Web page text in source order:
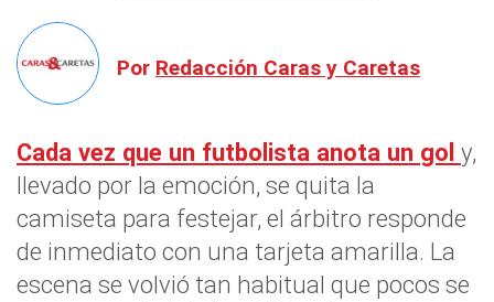
Por Redacción Caras y Caretas
Cada vez que un futbolista anota un gol y,
llevado por la emoción, se quita la
camiseta para festejar, el árbitro responde
de inmediato con una tarjeta amarilla. La
escena se volvió tan habitual que pocos se